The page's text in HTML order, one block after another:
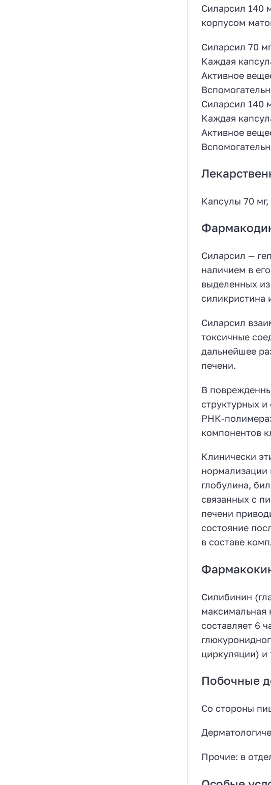
Силарсил 140
корпусом
Силарсил 70
Каждая
Активное
Силарсил 140
Каждая
Активное
Капсулы 70
Силарсил —
наличием в
выделенных
силикристина
Силарсил
токсичные
дальнейшее
печени.
В
структурных
РНК-
компонентов
Клинически
нормализации
глобулина,
связанных с
печени
состояние
в составе
Силибинин
максимальная
составляет 6
циркуляции) и
Побочные
Со стороны
Прочие: в